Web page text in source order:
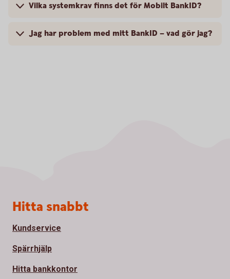
Vilka systemkrav finns det för Mobilt BankID?
Jag har problem med mitt BankID – vad gör jag?
Sidfot
Hitta snabbt
Kundservice
Spärrhjälp
Hitta bankkontor